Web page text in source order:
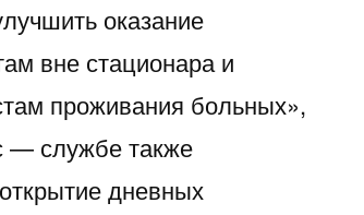
оказание
вне стационара и
проживания больных»,
— службе также
дневных